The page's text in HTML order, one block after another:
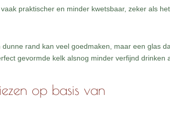
praktischer en minder kwetsbaar, zeker als het
rand kan veel goedmaken, maar een glas
gevormde kelk alsnog minder verfijnd drinken
op basis van